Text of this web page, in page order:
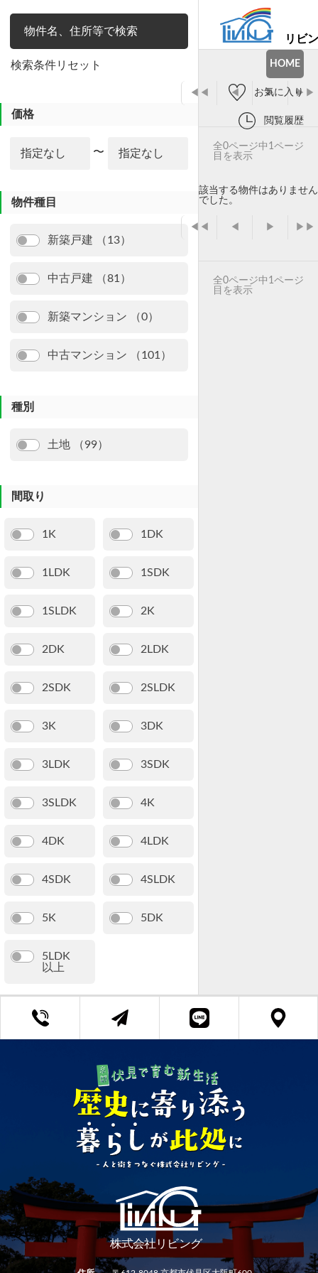
検索条件リセット
価格
〜
物件種目
新築戸建 （13）
中古戸建 （81）
新築マンション （0）
中古マンション （101）
種別
土地 （99）
間取り
1K 1DK
1LDK 1SDK
1SLDK 2K
2DK 2LDK
2SDK 2SLDK
3K 3DK
3LDK 3SDK
3SLDK 4K
4DK 4LDK
4SDK 4SLDK
5K 5DK
5LDK
以上
土地面積
〜
専有面積
リビ
HOME
お気に入り
閲覧履歴
◀◀ ◀ ▶ ▶▶
全0ページ中1ページ
目を表示
該当する物件はありません
でした。
◀◀ ◀ ▶ ▶▶
全0ページ中1ページ
目を表示
京都府知事 (3) 第13382号
Copyright ©リビング All Rights Reserved.